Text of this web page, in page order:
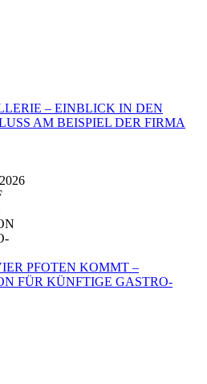
– EINBLICK IN DEN
AM BEISPIEL DER FIRMA
PFOTEN KOMMT –
FÜR KÜNFTIGE GASTRO-